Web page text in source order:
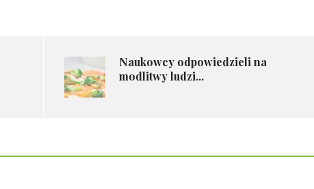
Naukowcy odpowiedzieli na
modlitwy ludzi...